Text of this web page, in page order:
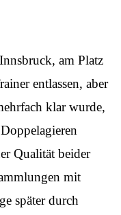
am Platz
entlassen, aber
klar wurde,
Qualität beider
mit
später durch